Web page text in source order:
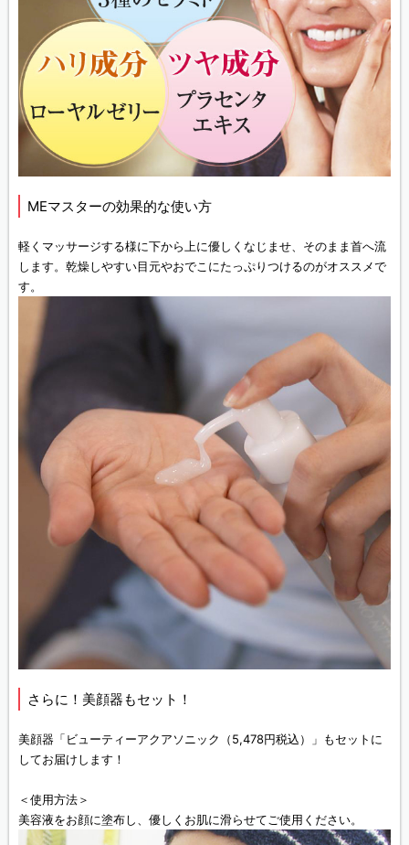
MEマスターの効果的な使い方
軽くマッサージする様に下から上に優しくなじませ、そのまま首へ流
します。乾燥しやすい目元やおでこにたっぷりつけるのがオススメで
す。
さらに！美顔器もセット！
美顔器「ビューティーアクアソニック（5,478円税込）」もセットに
してお届けします！
＜使用方法＞
美容液をお顔に塗布し、優しくお肌に滑らせてご使用ください。